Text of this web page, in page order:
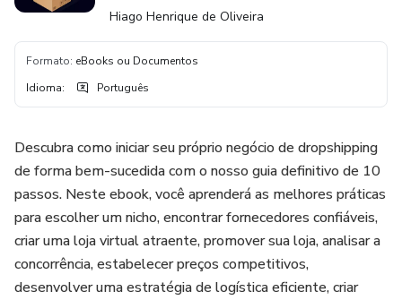
Hiago Henrique de Oliveira
Formato: eBooks ou Documentos
Idioma: Português
Descubra como iniciar seu próprio negócio de dropshipping
de forma bem-sucedida com o nosso guia definitivo de 10
passos. Neste ebook, você aprenderá as melhores práticas
para escolher um nicho, encontrar fornecedores confiáveis,
criar uma loja virtual atraente, promover sua loja, analisar a
concorrência, estabelecer preços competitivos,
desenvolver uma estratégia de logística eficiente, criar